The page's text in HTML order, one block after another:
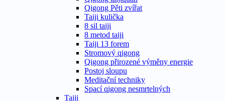
Qigong Pěti zvířat
Taiji kulička
8 sil taiji
8 metod taiji
Taiji 13 forem
Stromový qigong
Qigong přirozené výměny energie
Postoj sloupu
Meditační techniky
Spací qigong nesmrtelných
Taiji